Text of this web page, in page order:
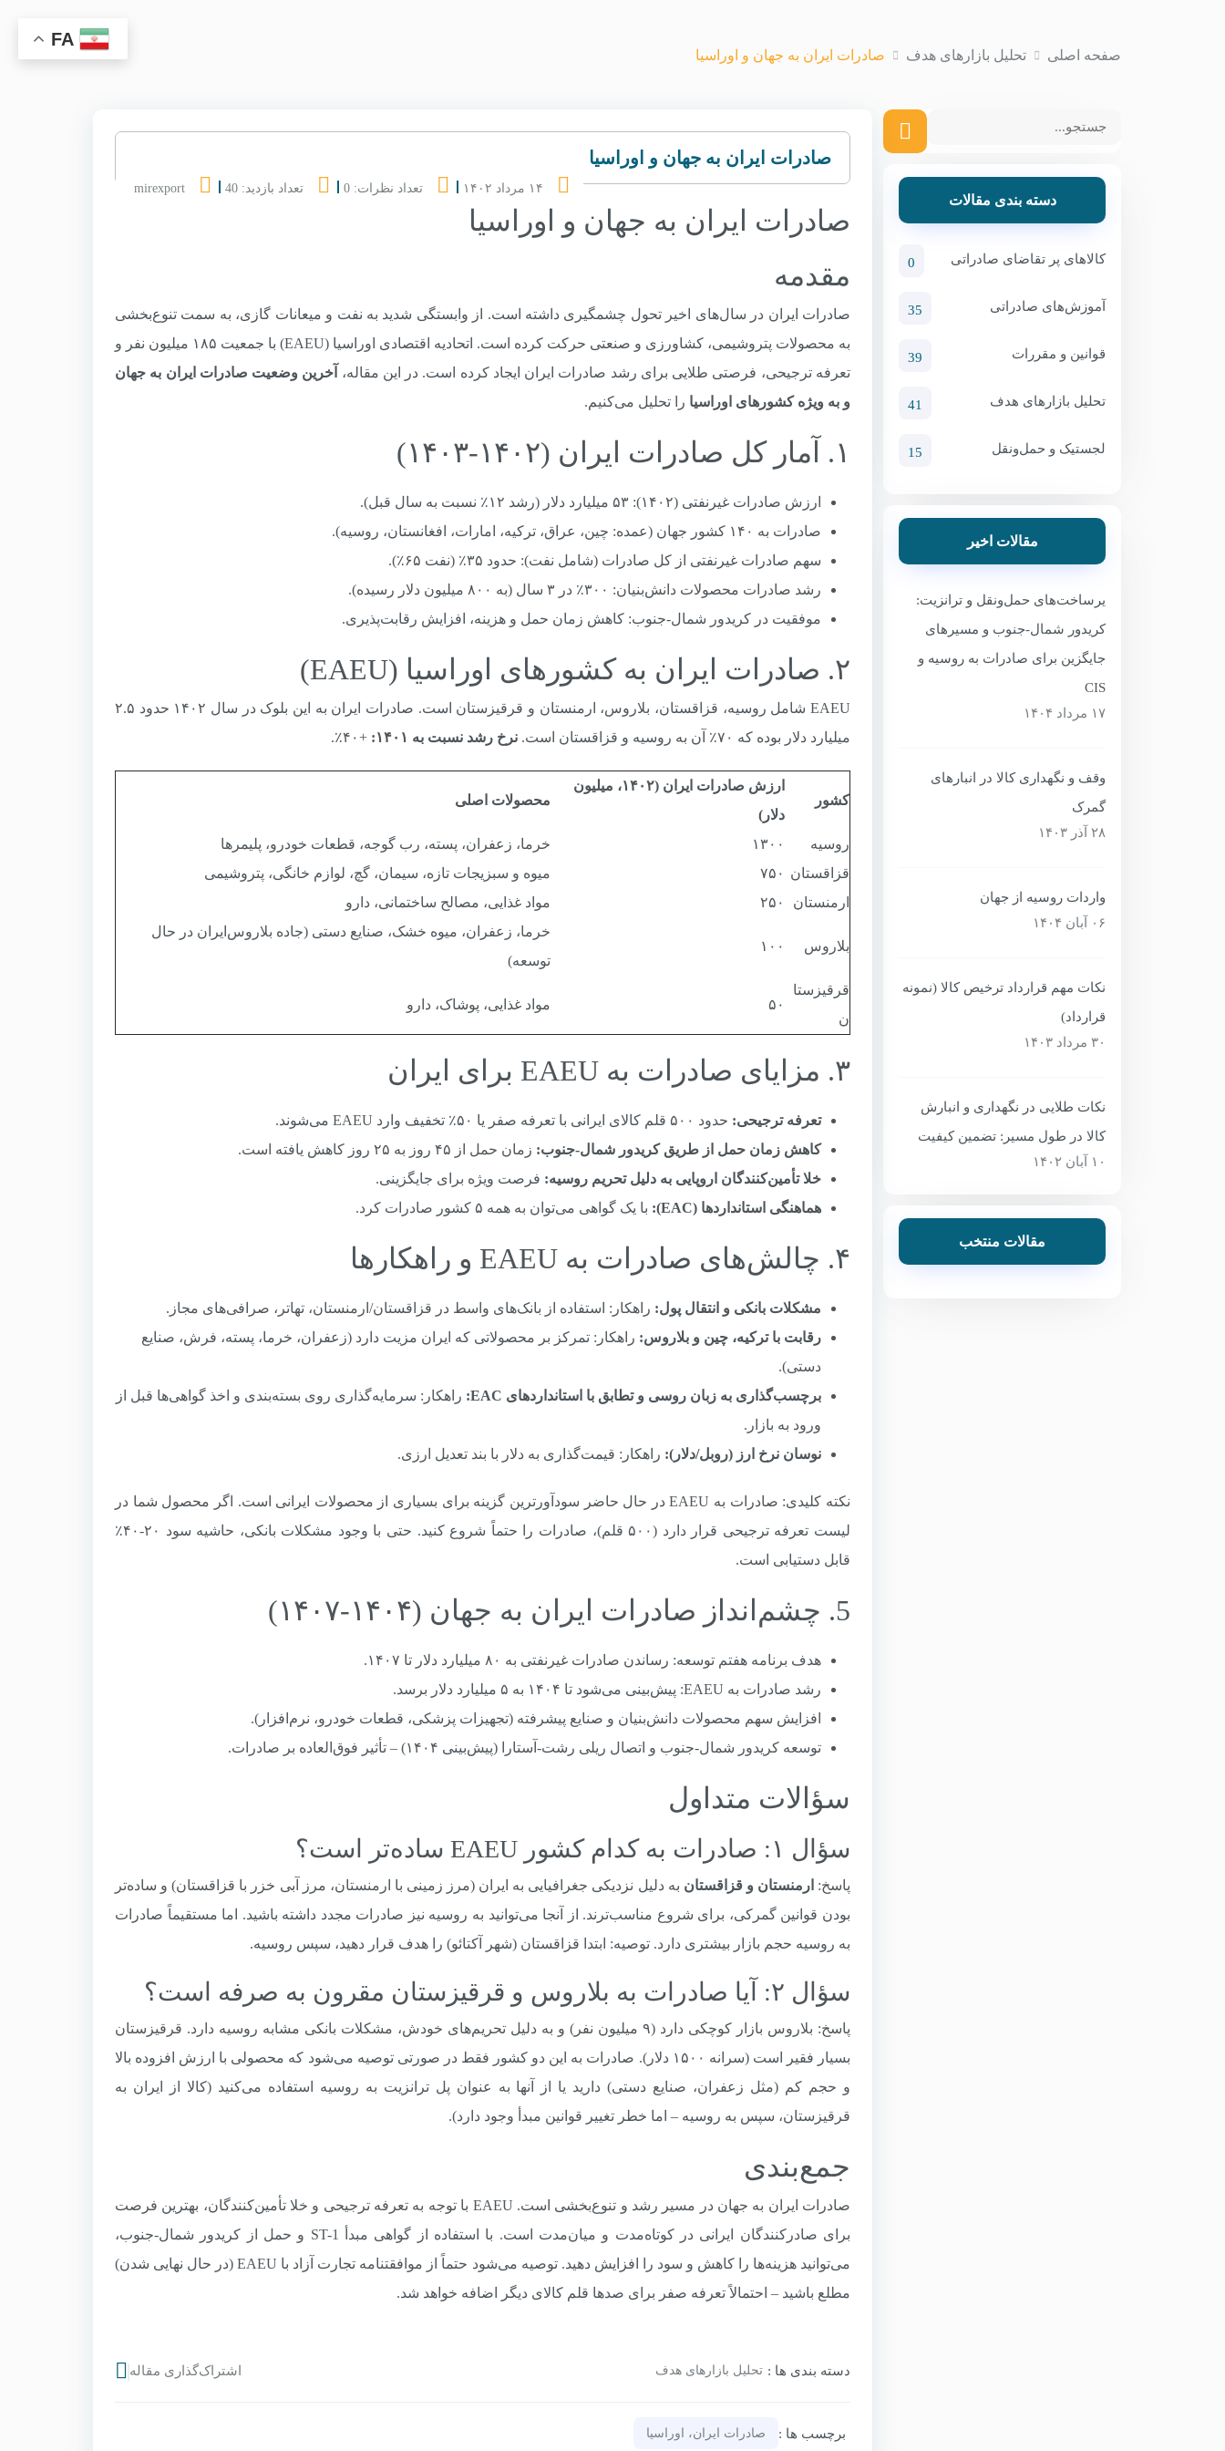
صفحه اصلی تحلیل بازارهای هدف صادرات ایران به جهان و اوراسیا
دسته بندی مقالات
کالاهای پر تقاضای صادراتی 0
آموزش‌های صادراتی 35
قوانین و مقررات 39
تحلیل بازارهای هدف 41
لجستیک و حمل‌ونقل 15
مقالات اخیر
یرساخت‌های حمل‌ونقل و ترانزیت:
کریدور شمال-جنوب و مسیرهای
جایگزین برای صادرات به روسیه و
CIS
۱۷ مرداد ۱۴۰۴
وقف و نگهداری کالا در انبارهای
گمرک
۲۸ آذر ۱۴۰۳
واردات روسیه از جهان
۰۶ آبان ۱۴۰۴
نکات مهم قرارداد ترخیص کالا (نمونه
قرارداد)
۳۰ مرداد ۱۴۰۳
نکات طلایی در نگهداری و انبارش
کالا در طول مسیر: تضمین کیفیت
۱۰ آبان ۱۴۰۲
مقالات منتخب
صادرات ایران به جهان و اوراسیا
۱۴ مرداد ۱۴۰۲ تعداد نظرات: 0 تعداد بازدید: 40 mirexport
صادرات ایران به جهان و اوراسیا
مقدمه
صادرات ایران در سال‌های اخیر تحول چشمگیری داشته است. از وابستگی شدید به نفت و میعانات گازی، به سمت تنوع‌بخشی
به محصولات پتروشیمی، کشاورزی و صنعتی حرکت کرده است. اتحادیه اقتصادی اوراسیا (EAEU) با جمعیت ۱۸۵ میلیون نفر و
تعرفه ترجیحی، فرصتی طلایی برای رشد صادرات ایران ایجاد کرده است. در این مقاله، آخرین وضعیت صادرات ایران به جهان
و به ویژه کشورهای اوراسیا را تحلیل می‌کنیم.
۱. آمار کل صادرات ایران (۱۴۰۲-۱۴۰۳)
ارزش صادرات غیرنفتی (۱۴۰۲): ۵۳ میلیارد دلار (رشد ۱۲٪ نسبت به سال قبل).
صادرات به ۱۴۰ کشور جهان (عمده: چین، عراق، ترکیه، امارات، افغانستان، روسیه).
سهم صادرات غیرنفتی از کل صادرات (شامل نفت): حدود ۳۵٪ (نفت ۶۵٪).
رشد صادرات محصولات دانش‌بنیان: ۳۰۰٪ در ۳ سال (به ۸۰۰ میلیون دلار رسیده).
موفقیت در کریدور شمال-جنوب: کاهش زمان حمل و هزینه، افزایش رقابت‌پذیری.
۲. صادرات ایران به کشورهای اوراسیا (EAEU)
EAEU شامل روسیه، قزاقستان، بلاروس، ارمنستان و قرقیزستان است. صادرات ایران به این بلوک در سال ۱۴۰۲ حدود ۲.۵
میلیارد دلار بوده که ۷۰٪ آن به روسیه و قزاقستان است.
نرخ رشد نسبت به ۱۴۰۱: +۴۰٪.
کشور
ارزش صادرات ایران (۱۴۰۲، میلیون
دلار)
محصولات اصلی
روسیه ۱۳۰۰
خرما، زعفران، پسته، رب گوجه، قطعات خودرو، پلیمرها
قزاقستان ۷۵۰
میوه و سبزیجات تازه، سیمان، گچ، لوازم خانگی، پتروشیمی
ارمنستان
۲۵۰ مواد غذایی، مصالح ساختمانی، دارو
بلاروس ۱۰۰
خرما، زعفران، میوه خشک، صنایع دستی (جاده بلاروس‌ایران در حال
توسعه)
قرقیزستا
ن
۵۰ مواد غذایی، پوشاک، دارو
۳. مزایای صادرات به EAEU برای ایران
تعرفه ترجیحی: حدود ۵۰۰ قلم کالای ایرانی با تعرفه صفر یا ۵۰٪ تخفیف وارد EAEU می‌شوند.
کاهش زمان حمل از طریق کریدور شمال-جنوب: زمان حمل از ۴۵ روز به ۲۵ روز کاهش یافته است.
خلا تأمین‌کنندگان اروپایی به دلیل تحریم روسیه: فرصت ویژه برای جایگزینی.
هماهنگی استانداردها (EAC):
با یک گواهی می‌توان به همه ۵ کشور صادرات کرد.
۴. چالش‌های صادرات به EAEU و راهکارها
مشکلات بانکی و انتقال پول: راهکار: استفاده از بانک‌های واسط در قزاقستان/ارمنستان، تهاتر، صرافی‌های مجاز.
رقابت با ترکیه، چین و بلاروس: راهکار: تمرکز بر محصولاتی که ایران مزیت دارد (زعفران، خرما، پسته، فرش، صنایع
دستی).
برچسب‌گذاری به زبان روسی و تطابق با استانداردهای EAC:
راهکار: سرمایه‌گذاری روی بسته‌بندی و اخذ گواهی‌ها قبل از
ورود به بازار.
نوسان نرخ ارز (روبل/دلار): راهکار: قیمت‌گذاری به دلار با بند تعدیل ارزی.
نکته کلیدی: صادرات به EAEU در حال حاضر سودآورترین گزینه برای بسیاری از محصولات ایرانی است. اگر محصول شما در
لیست تعرفه ترجیحی قرار دارد (۵۰۰ قلم)، صادرات را حتماً شروع کنید. حتی با وجود مشکلات بانکی، حاشیه سود ۲۰-۴۰٪
قابل دستیابی است.
5. چشم‌انداز صادرات ایران به جهان (۱۴۰۴-۱۴۰۷)
هدف برنامه هفتم توسعه: رساندن صادرات غیرنفتی به ۸۰ میلیارد دلار تا ۱۴۰۷.
رشد صادرات به EAEU: پیش‌بینی می‌شود تا ۱۴۰۴ به ۵ میلیارد دلار برسد.
افزایش سهم محصولات دانش‌بنیان و صنایع پیشرفته (تجهیزات پزشکی، قطعات خودرو، نرم‌افزار).
توسعه کریدور شمال-جنوب و اتصال ریلی رشت-آستارا (پیش‌بینی ۱۴۰۴) – تأثیر فوق‌العاده بر صادرات.
سؤالات متداول
سؤال ۱: صادرات به کدام کشور EAEU ساده‌تر است؟
پاسخ: ارمنستان و قزاقستان به دلیل نزدیکی جغرافیایی به ایران (مرز زمینی با ارمنستان، مرز آبی خزر با قزاقستان) و ساده‌تر
بودن قوانین گمرکی، برای شروع مناسب‌ترند. از آنجا می‌توانید به روسیه نیز صادرات مجدد داشته باشید. اما مستقیماً صادرات
به روسیه حجم بازار بیشتری دارد. توصیه: ابتدا قزاقستان (شهر آکتائو) را هدف قرار دهید، سپس روسیه.
سؤال ۲: آیا صادرات به بلاروس و قرقیزستان مقرون به صرفه است؟
پاسخ: بلاروس بازار کوچکی دارد (۹ میلیون نفر) و به دلیل تحریم‌های خودش، مشکلات بانکی مشابه روسیه دارد. قرقیزستان
بسیار فقیر است (سرانه ۱۵۰۰ دلار). صادرات به این دو کشور فقط در صورتی توصیه می‌شود که محصولی با ارزش افزوده بالا
و حجم کم (مثل زعفران، صنایع دستی) دارید یا از آنها به عنوان پل ترانزیت به روسیه استفاده می‌کنید (کالا از ایران به
قرقیزستان، سپس به روسیه – اما خطر تغییر قوانین مبدأ وجود دارد).
جمع‌بندی
صادرات ایران به جهان در مسیر رشد و تنوع‌بخشی است. EAEU با توجه به تعرفه ترجیحی و خلا تأمین‌کنندگان، بهترین فرصت
برای صادرکنندگان ایرانی در کوتاه‌مدت و میان‌مدت است. با استفاده از گواهی مبدأ ST-1 و حمل از کریدور شمال-جنوب،
می‌توانید هزینه‌ها را کاهش و سود را افزایش دهید. توصیه می‌شود حتماً از موافقتنامه تجارت آزاد با EAEU (در حال نهایی شدن)
مطلع باشید – احتمالاً تعرفه صفر برای صدها قلم کالای دیگر اضافه خواهد شد.
دسته‌ بندی‌ ها : تحلیل بازارهای هدف اشتراک‌گذاری مقاله
برچسب‌ ها : صادرات ایران، اوراسیا
FA